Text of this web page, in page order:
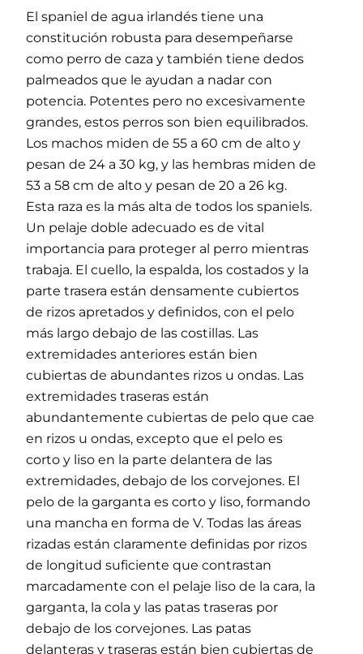
El spaniel de agua irlandés tiene una
constitución robusta para desempeñarse
como perro de caza y también tiene dedos
palmeados que le ayudan a nadar con
potencia. Potentes pero no excesivamente
grandes, estos perros son bien equilibrados.
Los machos miden de 55 a 60 cm de alto y
pesan de 24 a 30 kg, y las hembras miden de
53 a 58 cm de alto y pesan de 20 a 26 kg.
Esta raza es la más alta de todos los spaniels.
Un pelaje doble adecuado es de vital
importancia para proteger al perro mientras
trabaja. El cuello, la espalda, los costados y la
parte trasera están densamente cubiertos
de rizos apretados y definidos, con el pelo
más largo debajo de las costillas. Las
extremidades anteriores están bien
cubiertas de abundantes rizos u ondas. Las
extremidades traseras están
abundantemente cubiertas de pelo que cae
en rizos u ondas, excepto que el pelo es
corto y liso en la parte delantera de las
extremidades, debajo de los corvejones. El
pelo de la garganta es corto y liso, formando
una mancha en forma de V. Todas las áreas
rizadas están claramente definidas por rizos
de longitud suficiente que contrastan
marcadamente con el pelaje liso de la cara, la
garganta, la cola y las patas traseras por
debajo de los corvejones. Las patas
delanteras y traseras están bien cubiertas de